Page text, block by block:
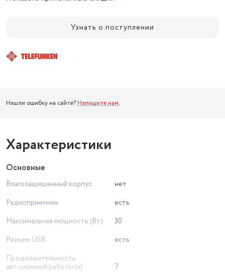
Узнать о поступлении
Нашли ошибку на сайте? Напишите нам.
Характеристики
Основные
Влагозащищенный корпус
нет
Радиоприемник
есть
Максимальная мощность (Вт)
30
Разъем USB
есть
Продолжительность
автономной работы (ч)
7